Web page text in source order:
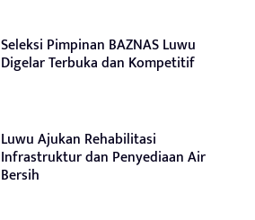
Seleksi Pimpinan BAZNAS Luwu
Digelar Terbuka dan Kompetitif
Luwu Ajukan Rehabilitasi
Infrastruktur dan Penyediaan Air
Bersih